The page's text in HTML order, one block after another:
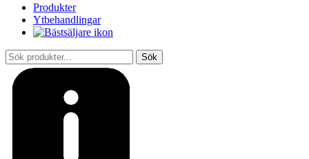
Produkter
Ytbehandlingar
Sök
efter: